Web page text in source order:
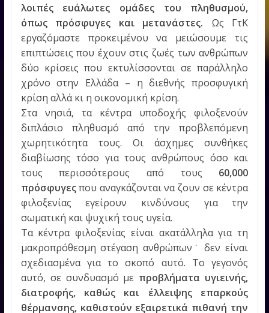
λοιπές ευάλωτες ομάδες του πληθυσμού,
όπως πρόσφυγες και μετανάστες. Ως ΓτΚ
εργαζόμαστε προκειμένου να μειώσουμε τις
επιπτώσεις που έχουν στις ζωές των ανθρώπων
δύο κρίσεις που εκτυλίσσονται σε παράλληλο
χρόνο στην Ελλάδα – η διεθνής προσφυγική
κρίση αλλά κι η οικονομική κρίση.
Στα νησιά, τα κέντρα υποδοχής φιλοξενούν
διπλάσιο πληθυσμό από την προβλεπόμενη
χωρητικότητα τους. Οι άσχημες συνθήκες
διαβίωσης τόσο για τους ανθρώπους όσο και
τους περισσότερους από τους 60,000
πρόσφυγεςπου αναγκάζονται να ζουν σε κέντρα
φιλοξενίας εγείρουν κινδύνους για την
σωματική και ψυχική τους υγεία.
Τα κέντρα φιλοξενίας είναι ακατάλληλα για τη
μακροπρόθεσμη στέγαση ανθρώπων˙ δεν είναι
σχεδιασμένα για το σκοπό αυτό. Το γεγονός
αυτό, σε συνδυασμό με προβλήματα υγιεινής,
διατροφής, καθώς και έλλειψης επαρκούς
θέρμανσης, καθιστούν εξαιρετικά πιθανή την